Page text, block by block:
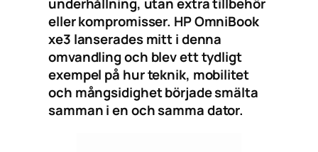
underhållning, utan extra tillbehör
eller kompromisser. HP OmniBook
xe3 lanserades mitt i denna
omvandling och blev ett tydligt
exempel på hur teknik, mobilitet
och mångsidighet började smälta
samman i en och samma dator.